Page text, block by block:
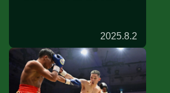
2025.8.2